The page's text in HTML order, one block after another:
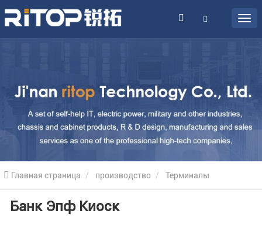
Главная страница производство Терминалы
самообслуживания Банковские киоски
Банк Эпф Киоск